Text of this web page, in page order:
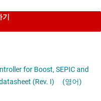
for Boost, SEPIC and
(Rev. I)
(영어)